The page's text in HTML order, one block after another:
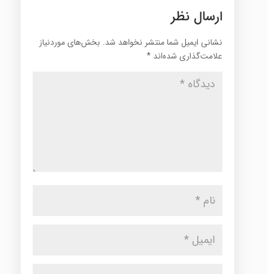
ارسال نظر
نشانی ایمیل شما منتشر نخواهد شد. بخش‌های موردنیاز
علامت‌گذاری شده‌اند *